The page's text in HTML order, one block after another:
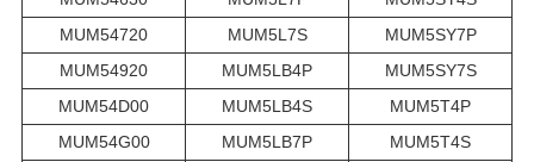
MUM54720
MUM5L7S
MUM5SY7P
MUM54920
MUM5LB4P
MUM5SY7S
MUM54D00
MUM5LB4S
MUM5T4P
MUM54G00
MUM5LB7P
MUM5T4S